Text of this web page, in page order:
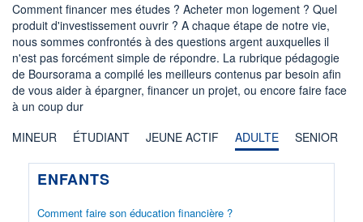
Comment financer mes études ? Acheter mon logement ? Quel
produit d'investissement ouvrir ? A chaque étape de notre vie,
nous sommes confrontés à des questions argent auxquelles il
n'est pas forcément simple de répondre. La rubrique pédagogie
de Boursorama a compilé les meilleurs contenus par besoin afin
de vous aider à épargner, financer un projet, ou encore faire face
à un coup dur
MINEUR
ÉTUDIANT JEUNE ACTIF ADULTE SENIOR
ENFANTS
Comment faire son éducation financière ?